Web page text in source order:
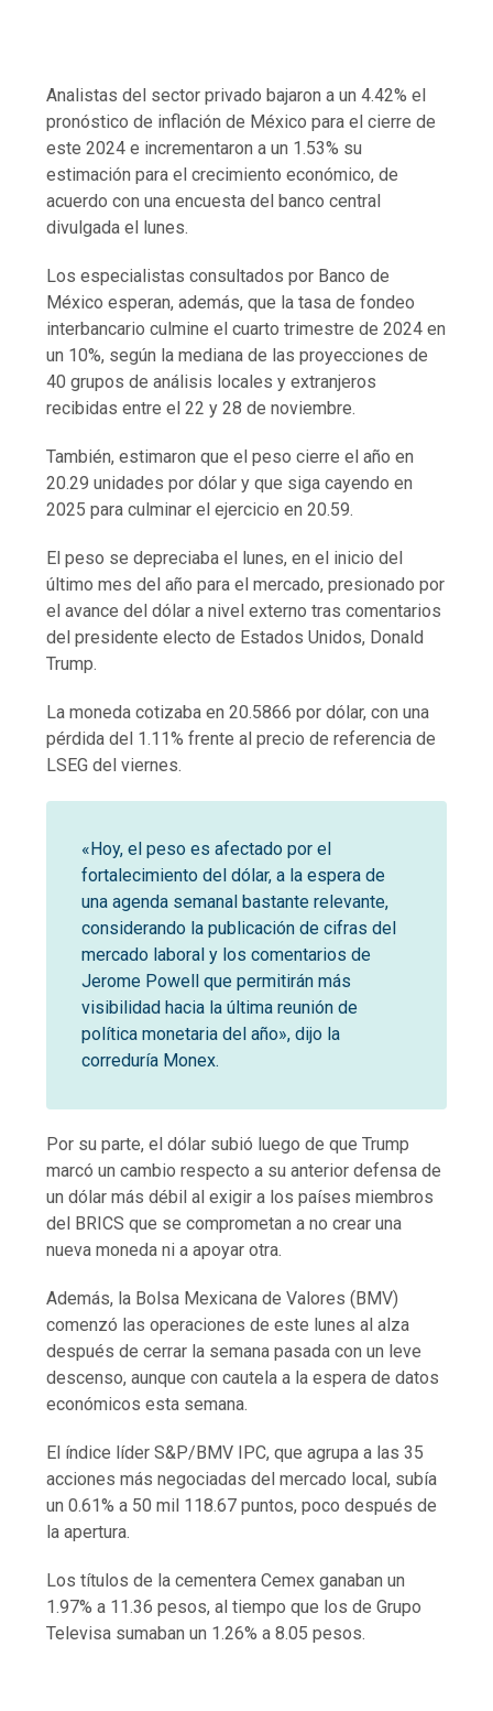
Analistas del sector privado bajaron a un 4.42% el
pronóstico de inflación de México para el cierre de
este 2024 e incrementaron a un 1.53% su
estimación para el crecimiento económico, de
acuerdo con una encuesta del banco central
divulgada el lunes.
Los especialistas consultados por Banco de
México esperan, además, que la tasa de fondeo
interbancario culmine el cuarto trimestre de 2024 en
un 10%, según la mediana de las proyecciones de
40 grupos de análisis locales y extranjeros
recibidas entre el 22 y 28 de noviembre.
También, estimaron que el peso cierre el año en
20.29 unidades por dólar y que siga cayendo en
2025 para culminar el ejercicio en 20.59.
El peso se depreciaba el lunes, en el inicio del
último mes del año para el mercado, presionado por
el avance del dólar a nivel externo tras comentarios
del presidente electo de Estados Unidos, Donald
Trump.
La moneda cotizaba en 20.5866 por dólar, con una
pérdida del 1.11% frente al precio de referencia de
LSEG del viernes.
«Hoy, el peso es afectado por el
fortalecimiento del dólar, a la espera de
una agenda semanal bastante relevante,
considerando la publicación de cifras del
mercado laboral y los comentarios de
Jerome Powell que permitirán más
visibilidad hacia la última reunión de
política monetaria del año», dijo la
correduría Monex.
Por su parte, el dólar subió luego de que Trump
marcó un cambio respecto a su anterior defensa de
un dólar más débil al exigir a los países miembros
del BRICS que se comprometan a no crear una
nueva moneda ni a apoyar otra.
Además, la Bolsa Mexicana de Valores (BMV)
comenzó las operaciones de este lunes al alza
después de cerrar la semana pasada con un leve
descenso, aunque con cautela a la espera de datos
económicos esta semana.
El índice líder S&P/BMV IPC, que agrupa a las 35
acciones más negociadas del mercado local, subía
un 0.61% a 50 mil 118.67 puntos, poco después de
la apertura.
Los títulos de la cementera Cemex ganaban un
1.97% a 11.36 pesos, al tiempo que los de Grupo
Televisa sumaban un 1.26% a 8.05 pesos.